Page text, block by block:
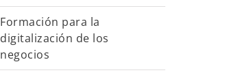
Formación para la
digitalización de los
negocios